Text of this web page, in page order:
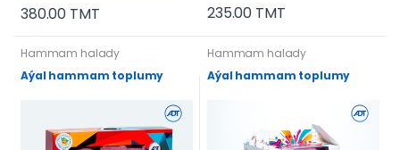
380.00 TMT 235.00 TMT
Hammam halady
Aýal hammam toplumy
Hammam halady
Aýal hammam toplumy